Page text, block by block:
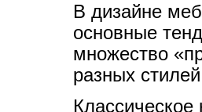
В дизайне
основные
множество
разных